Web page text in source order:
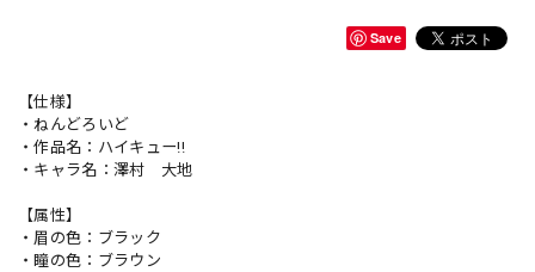
Save
【仕様】
・ねんどろいど
・作品名：ハイキュー!!
・キャラ名：澤村 大地
【属性】
・眉の色：ブラック
・瞳の色：ブラウン